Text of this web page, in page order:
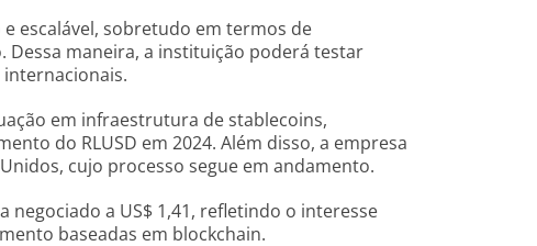
escalável, sobretudo em termos de
maneira, a instituição poderá testar
em infraestrutura de stablecoins,
do RLUSD em 2024. Além disso, a empresa
cujo processo segue em andamento.
negociado a US$ 1,41, refletindo o interesse
baseadas em blockchain.